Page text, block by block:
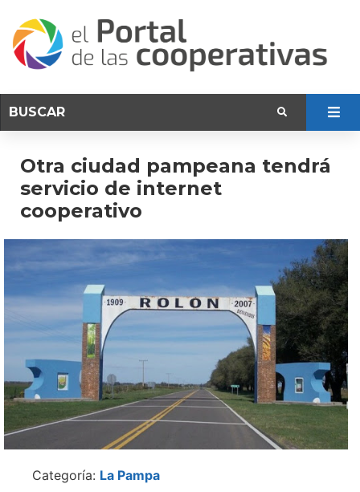
Otra ciudad pampeana tendrá
servicio de internet
cooperativo
Categoría: La Pampa